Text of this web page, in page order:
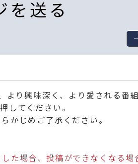
を送る
より興味深く、より愛される番
してください。
かじめご了承ください。
た場合、投稿ができなくなる場